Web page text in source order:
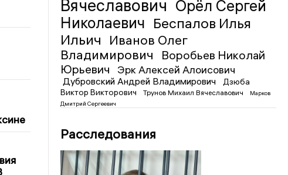
Вячеславович Орёл Сергей
Николаевич Беспалов Илья
Ильич
Иванов Олег
Владимирович
Воробьев Николай
Юрьевич
Эрк Алексей Алоисович
Дубровский Андрей Владимирович
Дзюба
Виктор Викторович
Трунов Михаил Вячеславович
Марков
Дмитрий Сергеевич
Расследования